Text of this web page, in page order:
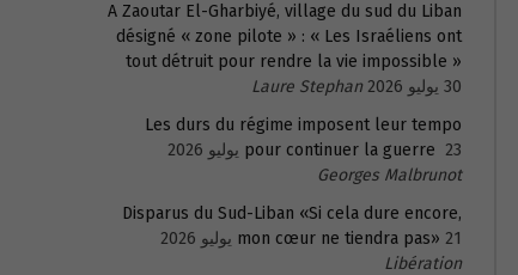
A Zaoutar El-Gharbiyé, village du sud du Liban
désigné « zone pilote » : « Les Israéliens ont
tout détruit pour rendre la vie impossible »
30 يوليو 2026
Laure Stephan
Les durs du régime imposent leur tempo
pour continuer la guerre 23 يوليو 2026
Georges Malbrunot
Disparus du Sud-Liban «Si cela dure encore,
mon cœur ne tiendra pas» 21 يوليو 2026
Libération